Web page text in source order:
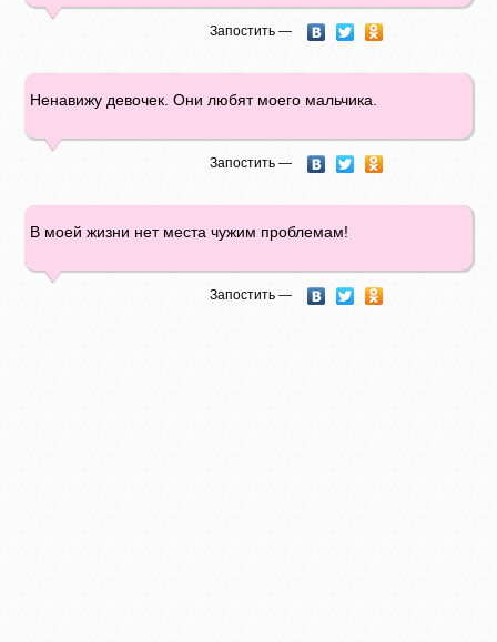
Запостить —
Ненавижу девочек. Они любят моего мальчика.
Запостить —
В моей жизни нет места чужим проблемам!
Запостить —